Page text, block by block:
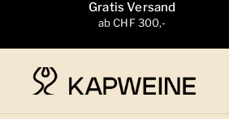
Zum Inhalt springenGratis Versand
ab CHF 300,-